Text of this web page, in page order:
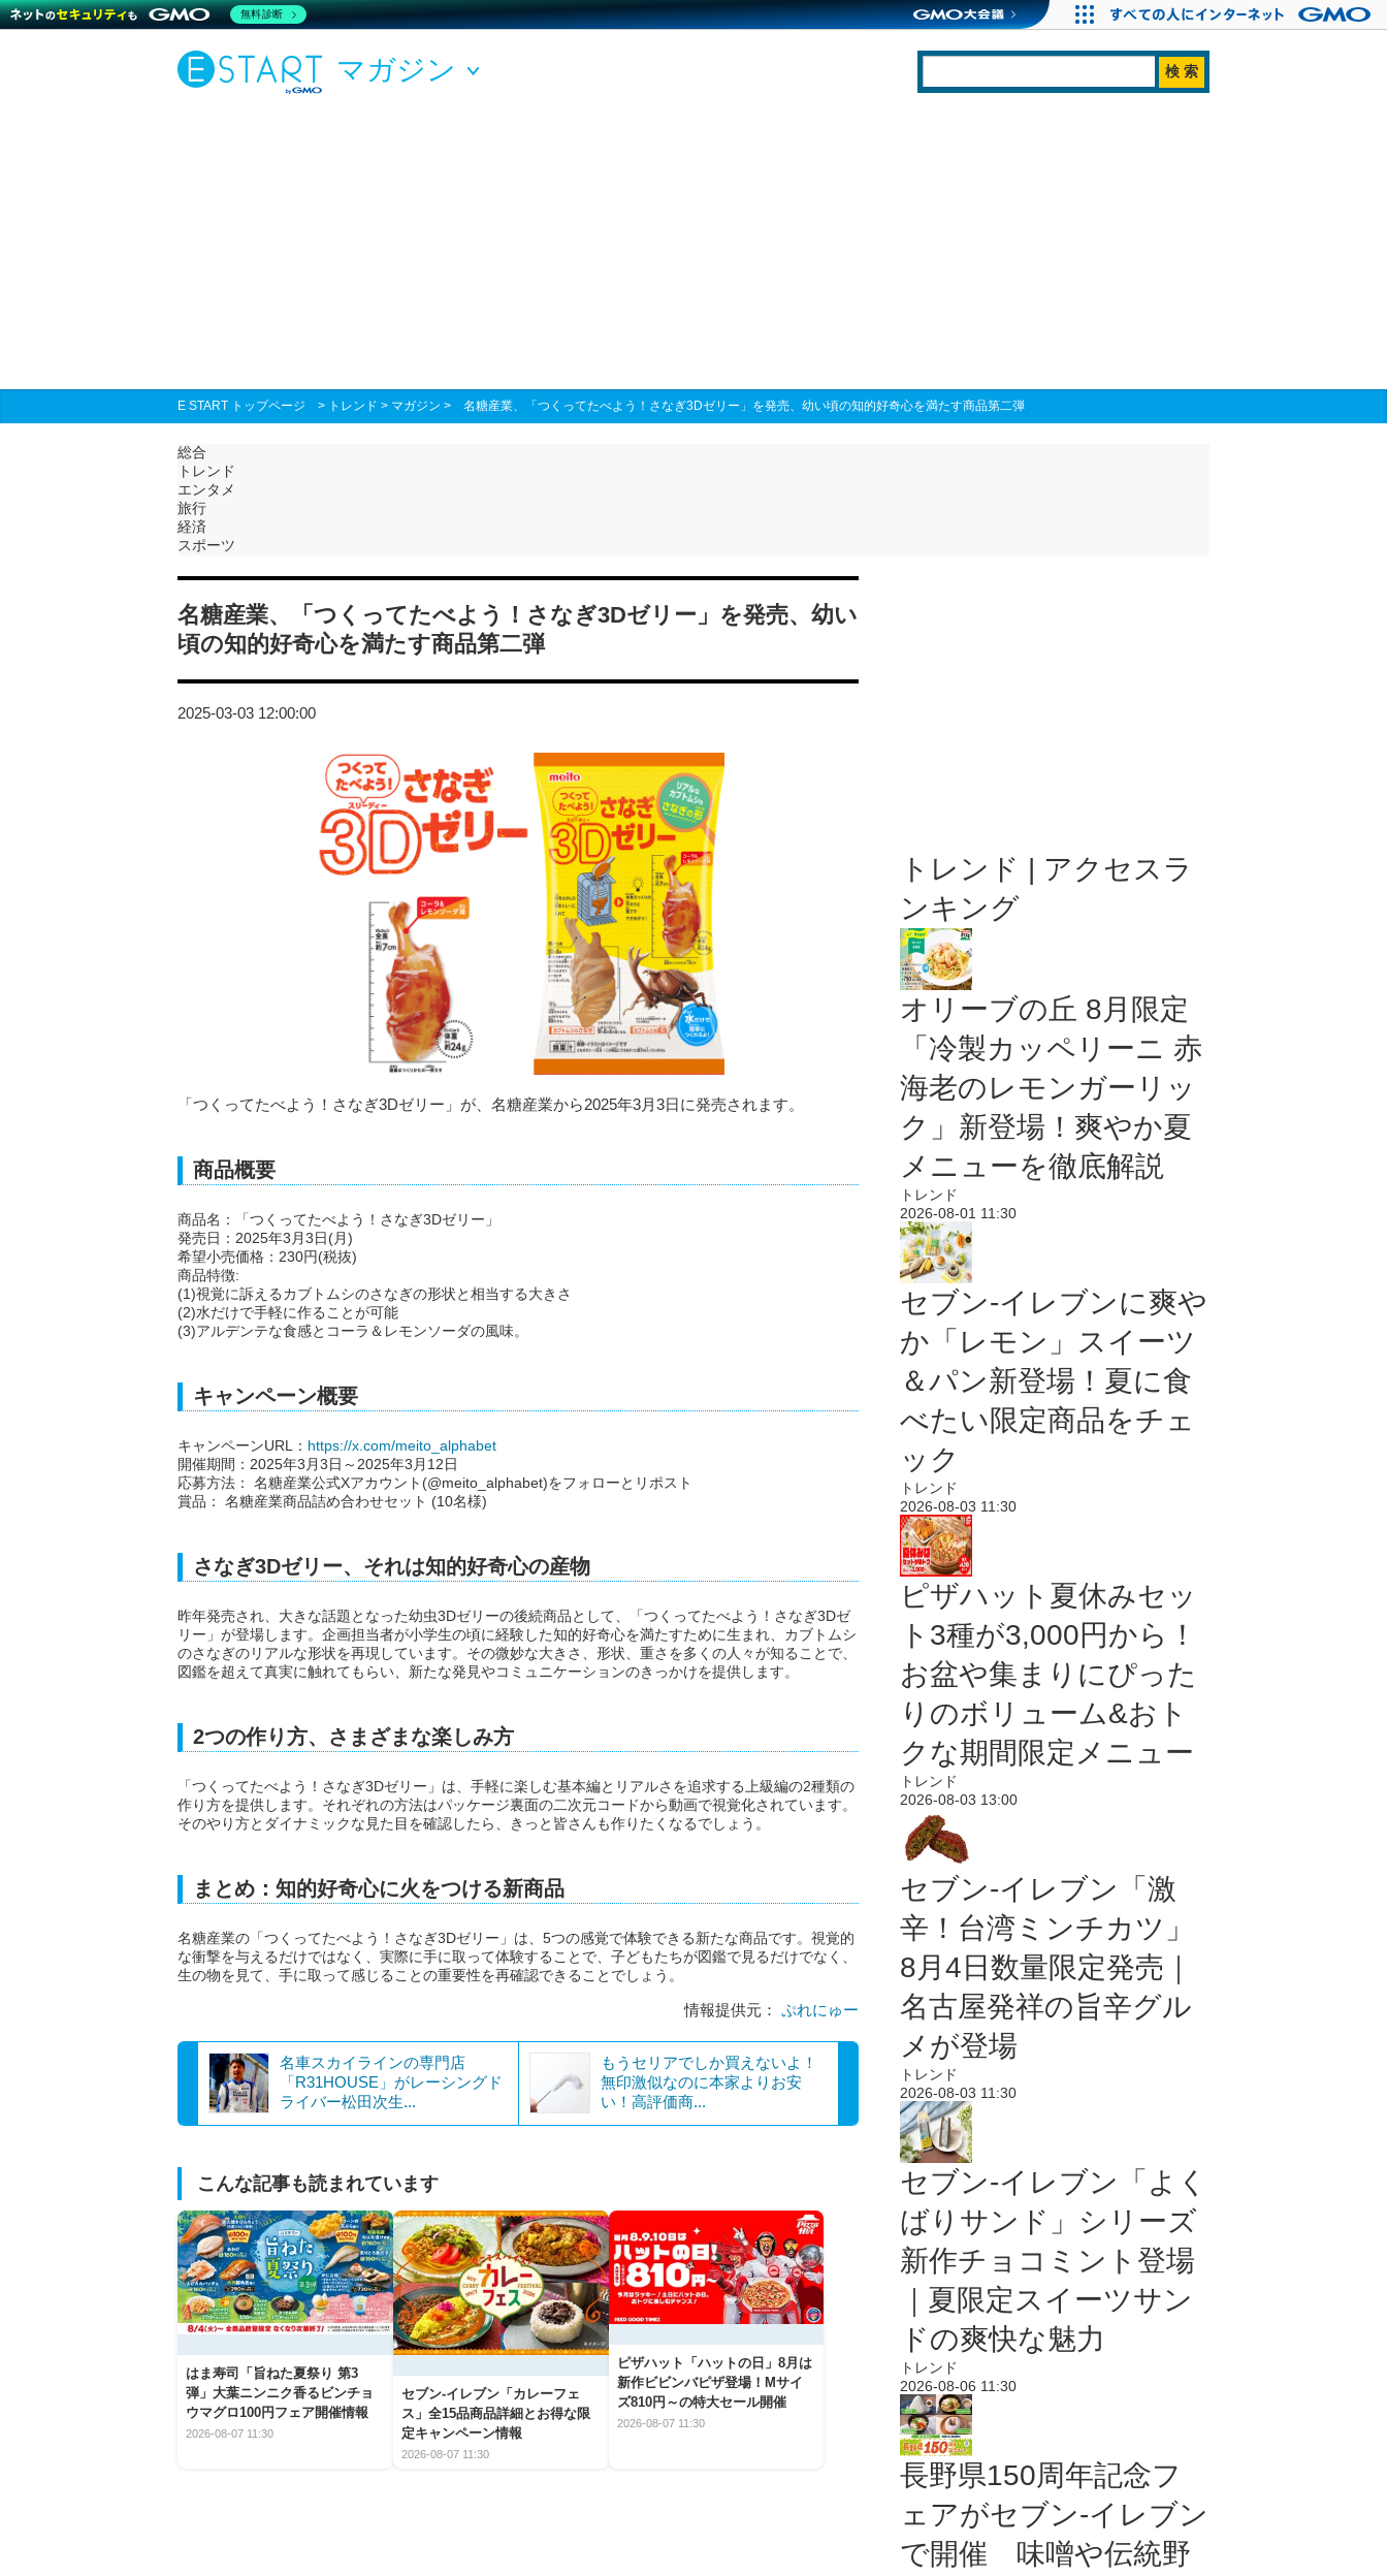
マガジン
E START トップページ > トレンド > マガジン > 名糖産業、「つくってたべよう！さなぎ3Dゼリー」を発売、幼い頃の知的好奇心を満たす商品第二弾
総合
トレンド
エンタメ
旅行
経済
スポーツ
名糖産業、「つくってたべよう！さなぎ3Dゼリー」を発売、幼い
頃の知的好奇心を満たす商品第二弾
2025-03-03 12:00:00
「つくってたべよう！さなぎ3Dゼリー」が、名糖産業から2025年3月3日に発売されます。
商品概要
商品名：「つくってたべよう！さなぎ3Dゼリー」
発売日：2025年3月3日(月)
希望小売価格：230円(税抜)
商品特徴:
(1)視覚に訴えるカブトムシのさなぎの形状と相当する大きさ
(2)水だけで手軽に作ることが可能
(3)アルデンテな食感とコーラ＆レモンソーダの風味。
キャンペーン概要
キャンペーンURL： https://x.com/meito_alphabet
開催期間：2025年3月3日～2025年3月12日
応募方法： 名糖産業公式Xアカウント(@meito_alphabet)をフォローとリポスト
賞品： 名糖産業商品詰め合わせセット (10名様)
さなぎ3Dゼリー、それは知的好奇心の産物
昨年発売され、大きな話題となった幼虫3Dゼリーの後続商品として、「つくってたべよう！さなぎ3Dゼ
リー」が登場します。企画担当者が小学生の頃に経験した知的好奇心を満たすために生まれ、カブトムシ
のさなぎのリアルな形状を再現しています。その微妙な大きさ、形状、重さを多くの人々が知ることで、
図鑑を超えて真実に触れてもらい、新たな発見やコミュニケーションのきっかけを提供します。
2つの作り方、さまざまな楽しみ方
「つくってたべよう！さなぎ3Dゼリー」は、手軽に楽しむ基本編とリアルさを追求する上級編の2種類の
作り方を提供します。それぞれの方法はパッケージ裏面の二次元コードから動画で視覚化されています。
そのやり方とダイナミックな見た目を確認したら、きっと皆さんも作りたくなるでしょう。
まとめ：知的好奇心に火をつける新商品
名糖産業の「つくってたべよう！さなぎ3Dゼリー」は、5つの感覚で体験できる新たな商品です。視覚的
な衝撃を与えるだけではなく、実際に手に取って体験することで、子どもたちが図鑑で見るだけでなく、
生の物を見て、手に取って感じることの重要性を再確認できることでしょう。
情報提供元： ぷれにゅー
名車スカイラインの専門店
「R31HOUSE」がレーシングド
ライバー松田次生...
もうセリアでしか買えないよ！
無印激似なのに本家よりお安
い！高評価商...
こんな記事も読まれています
はま寿司「旨ねた夏祭り 第3
弾」大葉ニンニク香るビンチョ
ウマグロ100円フェア開催情報
2026-08-07 11:30
セブン‐イレブン「カレーフェ
ス」全15品商品詳細とお得な限
定キャンペーン情報
2026-08-07 11:30
ピザハット「ハットの日」8月は
新作ビビンバピザ登場！Mサイ
ズ810円～の特大セール開催
2026-08-07 11:30
トレンド | アクセスラ
ンキング
オリーブの丘 8月限定
「冷製カッペリーニ 赤
海老のレモンガーリッ
ク」新登場！爽やか夏
メニューを徹底解説
トレンド
2026-08-01 11:30
セブン‐イレブンに爽や
か「レモン」スイーツ
＆パン新登場！夏に食
べたい限定商品をチェ
ック
トレンド
2026-08-03 11:30
ピザハット夏休みセッ
ト3種が3,000円から！
お盆や集まりにぴった
りのボリューム&おト
クな期間限定メニュー
トレンド
2026-08-03 13:00
セブン-イレブン「激
辛！台湾ミンチカツ」
8月4日数量限定発売｜
名古屋発祥の旨辛グル
メが登場
トレンド
2026-08-03 11:30
セブン‐イレブン「よく
ばりサンド」シリーズ
新作チョコミント登場
｜夏限定スイーツサン
ドの爽快な魅力
トレンド
2026-08-06 11:30
長野県150周年記念フ
ェアがセブン-イレブン
で開催 味噌や伝統野
無料診断